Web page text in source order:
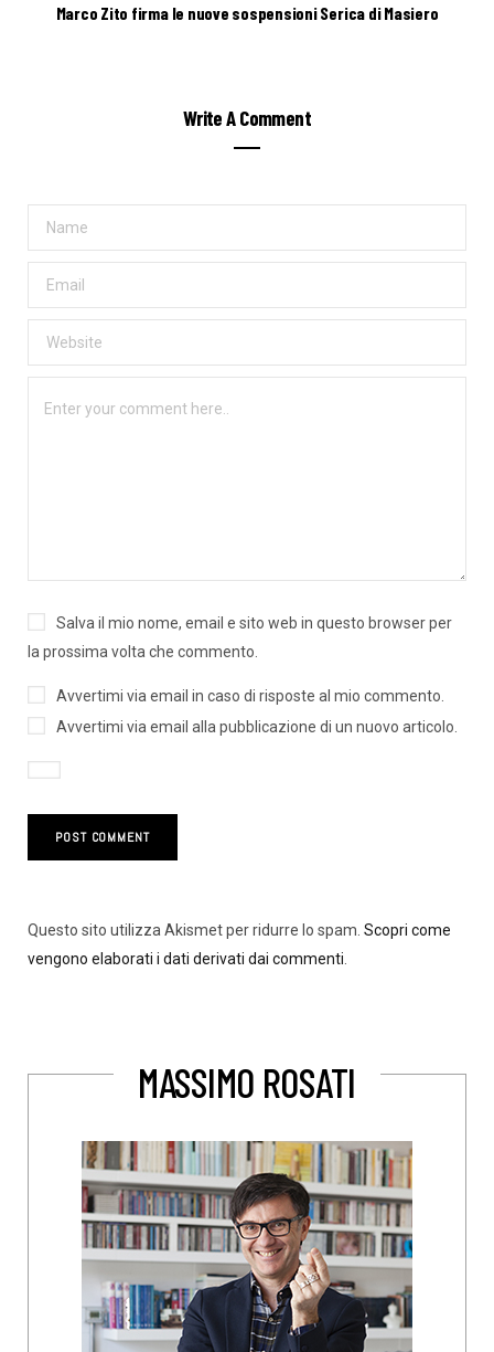
Marco Zito firma le nuove sospensioni Serica di Masiero
Write A Comment
Salva il mio nome, email e sito web in questo browser per
la prossima volta che commento.
Avvertimi via email in caso di risposte al mio commento.
Avvertimi via email alla pubblicazione di un nuovo articolo.
Questo sito utilizza Akismet per ridurre lo spam. Scopri come
vengono elaborati i dati derivati dai commenti
MASSIMO ROSATI